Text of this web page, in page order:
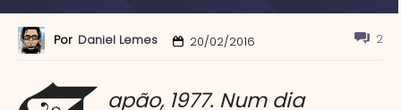
Por Daniel Lemes 20/02/2016 2
apão, 1977. Num dia